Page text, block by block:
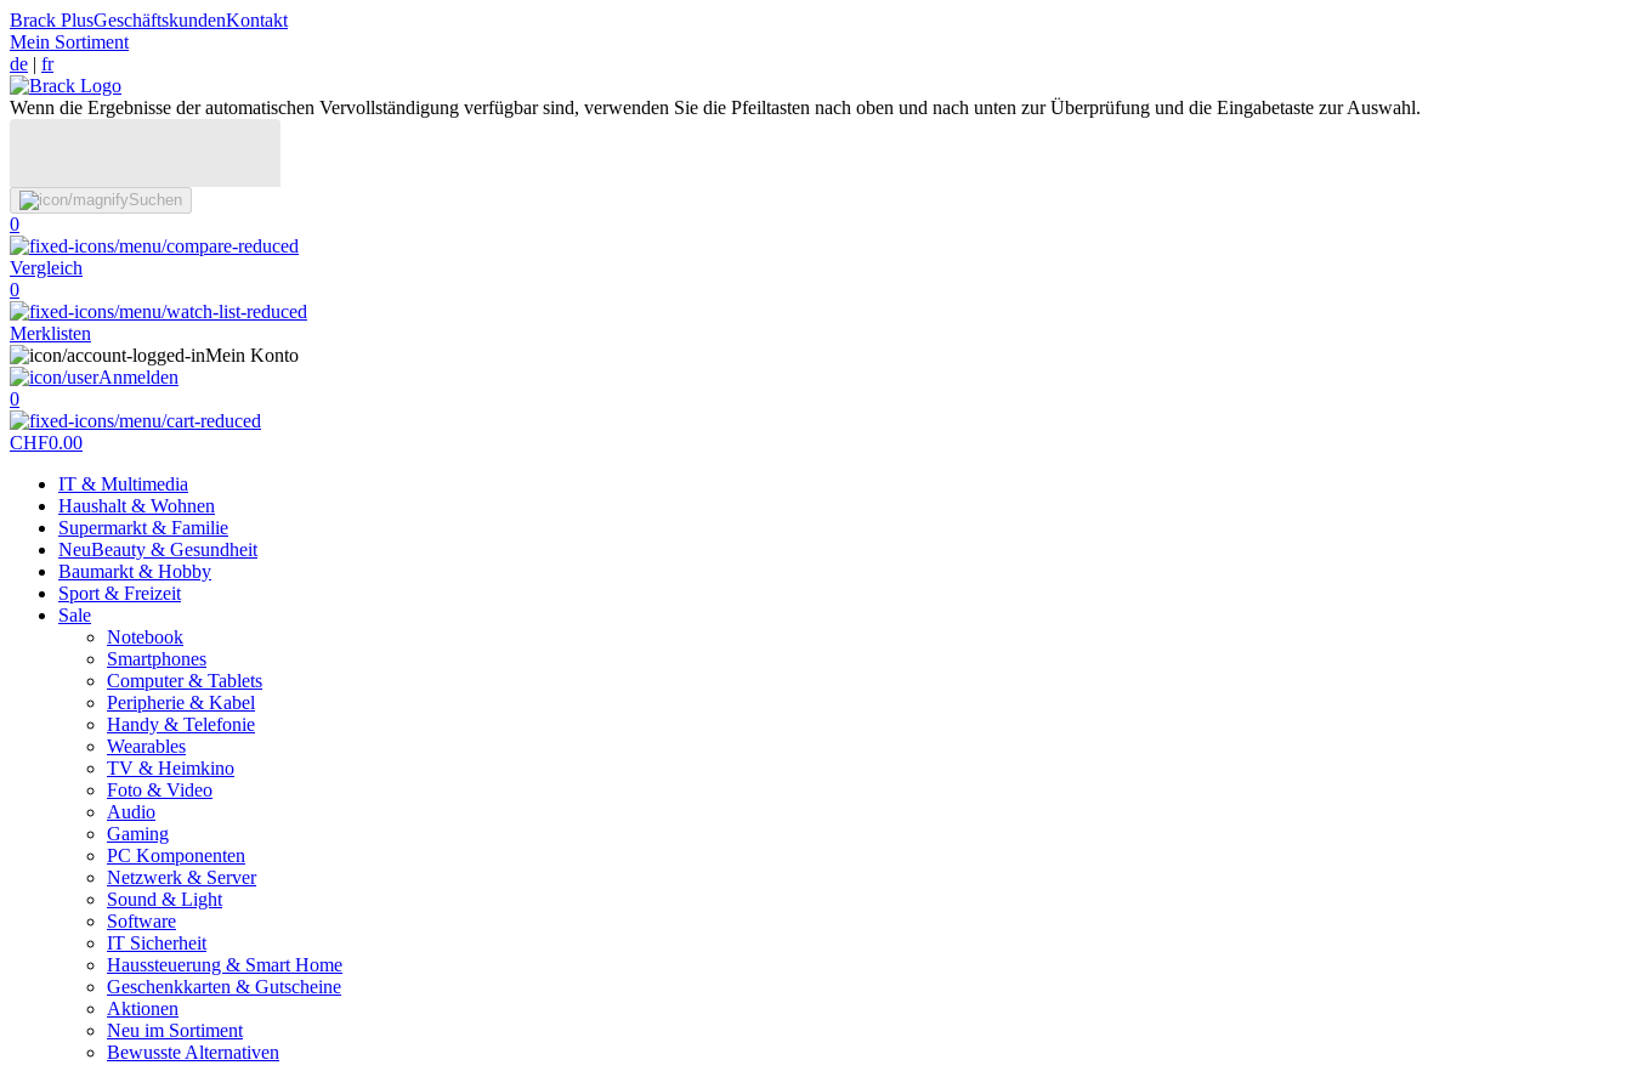
Brack PlusGeschäftskundenKontakt
Mein Sortiment
de | fr
Wenn die Ergebnisse der automatischen Vervollständigung verfügbar sind, verwenden Sie die Pfeiltasten nach oben und nach unten zur Überprüfung und die Eingabetaste zur Auswahl.
Suchen
0
Vergleich
0
Merklisten
Mein Konto
Anmelden
0
CHF0.00
IT & Multimedia
Haushalt & Wohnen
Supermarkt & Familie
NeuBeauty & Gesundheit
Baumarkt & Hobby
Sport & Freizeit
Sale
Notebook
Smartphones
Computer & Tablets
Peripherie & Kabel
Handy & Telefonie
Wearables
TV & Heimkino
Foto & Video
Audio
Gaming
PC Komponenten
Netzwerk & Server
Sound & Light
Software
IT Sicherheit
Haussteuerung & Smart Home
Geschenkkarten & Gutscheine
Aktionen
Neu im Sortiment
Bewusste Alternativen